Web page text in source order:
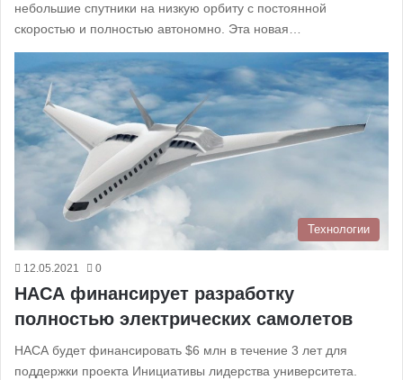
небольшие спутники на низкую орбиту с постоянной
скоростью и полностью автономно. Эта новая…
Технологии
12.05.2021 0
НАСА финансирует разработку
полностью электрических самолетов
НАСА будет финансировать $6 млн в течение 3 лет для
поддержки проекта Инициативы лидерства университета.